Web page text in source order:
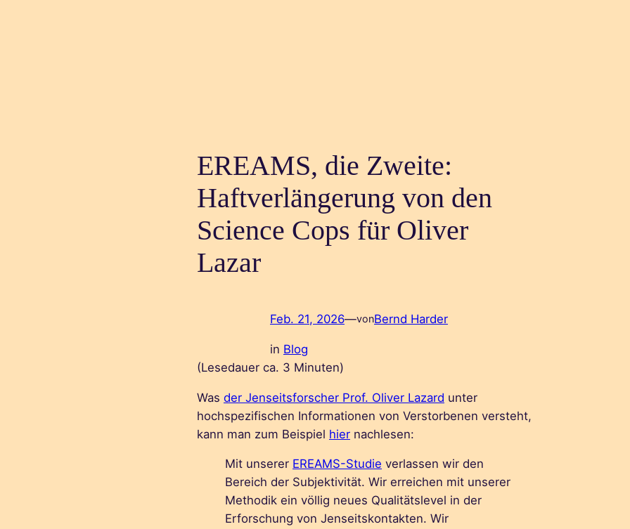
EREAMS, die Zweite:
Haftverlängerung von den
Science Cops für Oliver
Lazar
Feb. 21, 2026—vonBernd Harder
in Blog
(Lesedauer ca. 3 Minuten)
Was der Jenseitsforscher Prof. Oliver Lazard unter
hochspezifischen Informationen von Verstorbenen versteht,
kann man zum Beispiel hier nachlesen:
Mit unserer EREAMS-Studie verlassen wir den
Bereich der Subjektivität. Wir erreichen mit unserer
Methodik ein völlig neues Qualitätslevel in der
Erforschung von Jenseitskontakten. Wir